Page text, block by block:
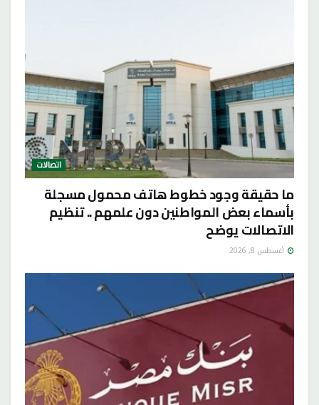
اتصالات
ما حقيقة وجود خطوط هاتف محمول مسجلة
بأسماء بعض المواطنين دون علمهم .. تنظيم
الاتصالات يوضح
أغسطس 8, 2026